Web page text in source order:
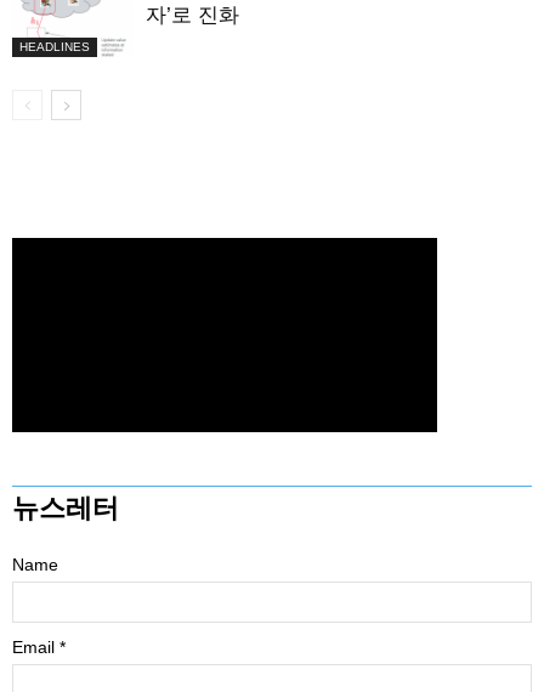
HEADLINES
자’로 진화
뉴스레터
Name
Email *